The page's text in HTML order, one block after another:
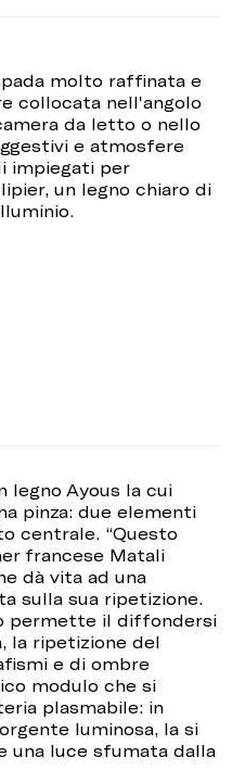
molto raffinata e
collocata nell'angolo
da letto o nello
e atmosfere
impiegati per
un legno chiaro di
legno Ayous la cui
pinza: due elementi
centrale. “Questo
francese Matali
dà vita ad una
sulla sua ripetizione.
permette il diffondersi
la ripetizione del
e di ombre
modulo che si
plasmabile: in
luminosa, la si
una luce sfumata dalla